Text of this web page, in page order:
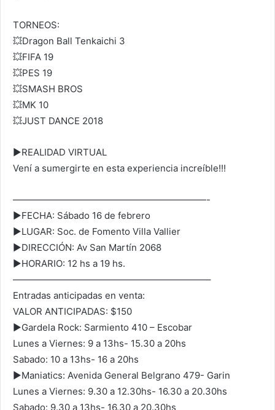
TORNEOS:
💥Dragon Ball Tenkaichi 3
💥FIFA 19
💥PES 19
💥SMASH BROS
💥MK 10
💥JUST DANCE 2018
►REALIDAD VIRTUAL
Vení a sumergirte en esta experiencia increíble!!!
—————————————————————-
►FECHA: Sábado 16 de febrero
►LUGAR: Soc. de Fomento Villa Vallier
►DIRECCIÓN: Av San Martín 2068
►HORARIO: 12 hs a 19 hs.
—————————————————————–
Entradas anticipadas en venta:
VALOR ANTICIPADAS: $150
►Gardela Rock: Sarmiento 410 – Escobar
Lunes a Viernes: 9 a 13hs- 15.30 a 20hs
Sabado: 10 a 13hs- 16 a 20hs
►Maniatics: Avenida General Belgrano 479- Garin
Lunes a Viernes: 9.30 a 12.30hs- 16.30 a 20.30hs
Sabado: 9.30 a 13hs- 16.30 a 20.30hs